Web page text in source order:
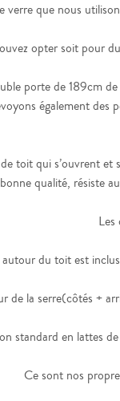
verre que nous
opter soit pour
porte de 189cm
également
toit qui s’ouvrent
qualité, résiste
du toit est
de la serre(côtés +
standard en lattes
Ce sont nos